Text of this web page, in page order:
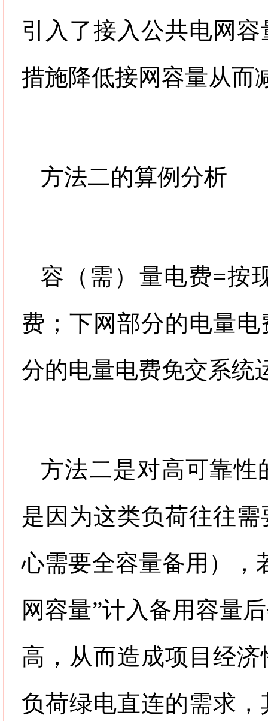
引入了接入公共电网
措施降低接网容量从而
方法二的算例分析
容（需）量电费=按
费；下网部分的电量
分的电量电费免交系统
方法二是对高可靠性
是因为这类负荷往往
心需要全容量备用），
网容量”计入备用容量
高，从而造成项目经
负荷绿电直连的需求